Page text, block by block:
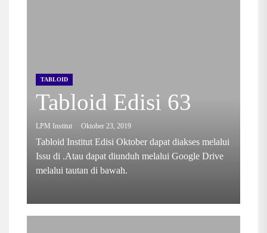
TABLOID
Tabloid Edisi 63
LPM Institut Oktober 23, 2019
Tabloid Institut Edisi Oktober dapat diakses melalui
Issu di .Atau dapat diunduh melalui Google Drive
melalui tautan di bawah.